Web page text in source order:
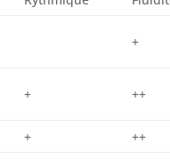
+
+ ++
+
++